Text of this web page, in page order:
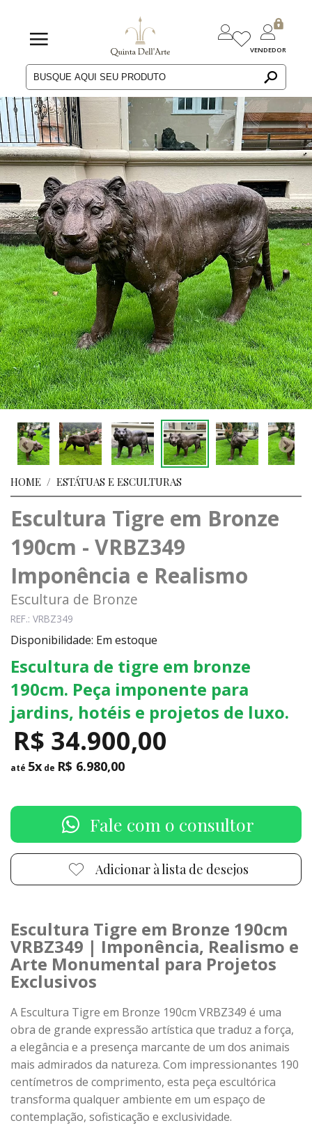
VENDEDOR
HOME / ESTÁTUAS E ESCULTURAS
Escultura Tigre em Bronze
190cm - VRBZ349
Imponência e Realismo
Escultura de Bronze
REF.: VRBZ349
Disponibilidade: Em estoque
Escultura de tigre em bronze
190cm. Peça imponente para
jardins, hotéis e projetos de luxo.
R$ 34.900,00
até 5x de R$ 6.980,00
Fale com o consultor
Adicionar à lista de desejos
Escultura Tigre em Bronze 190cm
VRBZ349 | Imponência, Realismo e
Arte Monumental para Projetos
Exclusivos
A Escultura Tigre em Bronze 190cm VRBZ349 é uma
obra de grande expressão artística que traduz a força,
a elegância e a presença marcante de um dos animais
mais admirados da natureza. Com impressionantes 190
centímetros de comprimento, esta peça escultórica
transforma qualquer ambiente em um espaço de
contemplação, sofisticação e exclusividade.